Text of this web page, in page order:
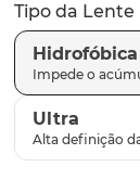
Tipo da Lente
Hidrofóbica
Ultra